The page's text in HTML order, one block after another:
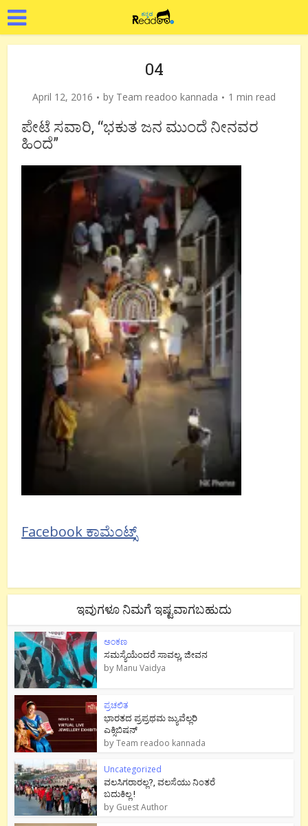
04
April 12, 2016 by Team readoo kannada 1 min read
ಪೇಟೆ ಸವಾರಿ, “ಭಕುತ ಜನ ಮುಂದೆ ನೀನವರ
ಹಿಂದೆ”
Facebook ಕಾಮೆಂಟ್ಸ್
ಇವುಗಳೂ ನಿಮಗೆ ಇಷ್ಟವಾಗಬಹುದು
ಅಂಕಣ
ಸಮಸ್ಯೆಯೆಂದರೆ ಸಾವಲ್ಲ, ಜೀವನ
by Manu Vaidya
ಪ್ರಚಲಿತ
ಭಾರತದ ಪ್ರಪ್ರಥಮ ಜ್ಯುವೆಲ್ಲರಿ
ಎಕ್ಸಿಬಿಷನ್
byTeam readoo kannada
Uncategorized
ವಲಸಿಗರಾರಲ್ಲ?, ವಲಸೆಯು ನಿಂತರೆ
ಬದುಕಿಲ್ಲ !
by Guest Author